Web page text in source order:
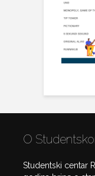
O
Studentski centar